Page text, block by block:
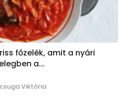
főzelék, amit a nyári
a...
Viktória